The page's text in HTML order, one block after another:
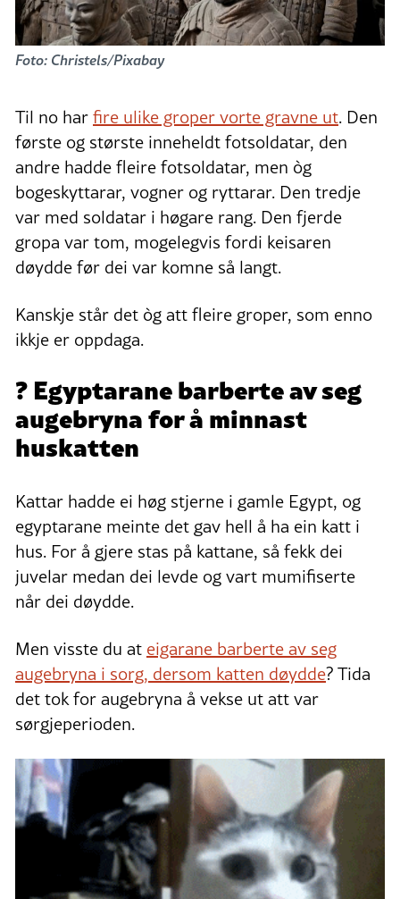
Foto: Christels/Pixabay
Til no harfire ulike groper vorte gravne ut. Den
første og største inneheldt fotsoldatar, den
andre hadde fleire fotsoldatar, men òg
bogeskyttarar, vogner og ryttarar. Den tredje
var med soldatar i høgare rang. Den fjerde
gropa var tom, mogelegvis fordi keisaren
døydde før dei var komne så langt.
Kanskje står det òg att fleire groper, som enno
ikkje er oppdaga.
? Egyptarane barberte av seg
augebryna for å minnast
huskatten
Kattar hadde ei høg stjerne i gamle Egypt, og
egyptarane meinte det gav hell å ha ein katt i
hus. For å gjere stas på kattane, så fekk dei
juvelar medan dei levde og vart mumifiserte
når dei døydde.
Men visste du at eigarane barberte av seg
augebryna i sorg, dersom katten døydde? Tida
det tok for augebryna å vekse ut att var
sørgjeperioden.